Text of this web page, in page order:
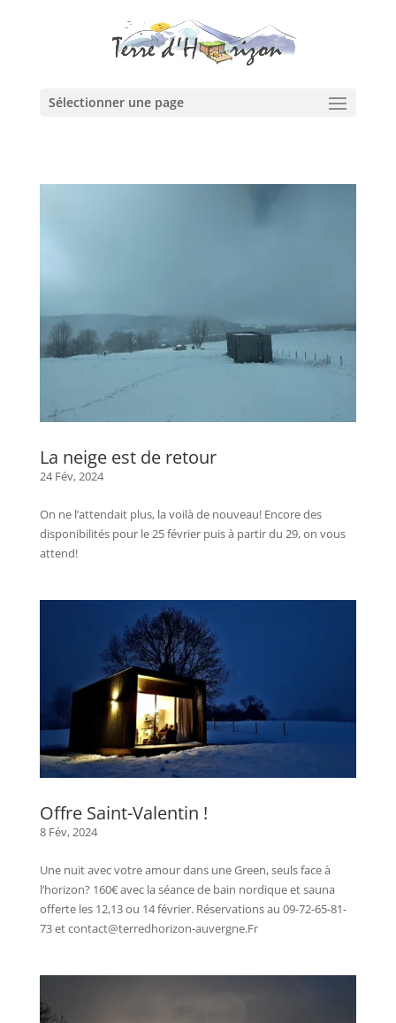
Sélectionner une page
La neige est de retour
24 Fév, 2024
On ne l’attendait plus, la voilà de nouveau! Encore des
disponibilités pour le 25 février puis à partir du 29, on vous
attend!
Offre Saint-Valentin !
8 Fév, 2024
Une nuit avec votre amour dans une Green, seuls face à
l’horizon? 160€ avec la séance de bain nordique et sauna
offerte les 12,13 ou 14 février. Réservations au 09-72-65-81-
73 et contact@terredhorizon-auvergne.Fr